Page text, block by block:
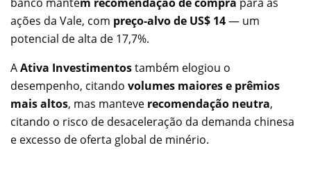
ações da Vale, com preço-alvo de US$ 14— um
potencial de alta de 17,7%.
AAtiva Investimentostambém elogiou o
desempenho, citando volumes maiores e prêmios
mais altos, mas manteve recomendação neutra,
citando o risco de desaceleração da demanda chinesa
e excesso de oferta global de minério.